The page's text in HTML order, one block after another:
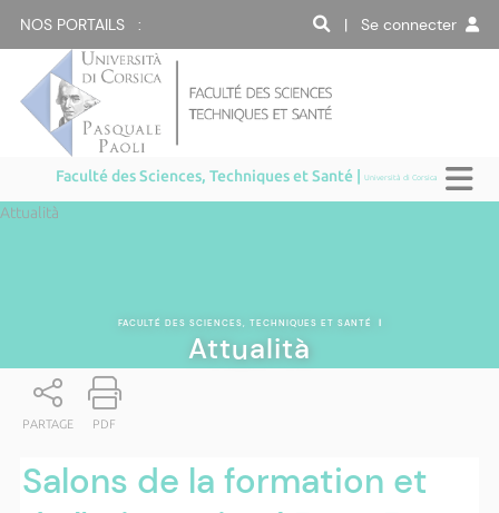
NOS PORTAILS : | Se connecter
Faculté des Sciences, Techniques et Santé |Università di Corsica
Attualità
FACULTÉ DES SCIENCES, TECHNIQUES ET SANTÉ |
Attualità
PARTAGE PDF
Salons de la formation et